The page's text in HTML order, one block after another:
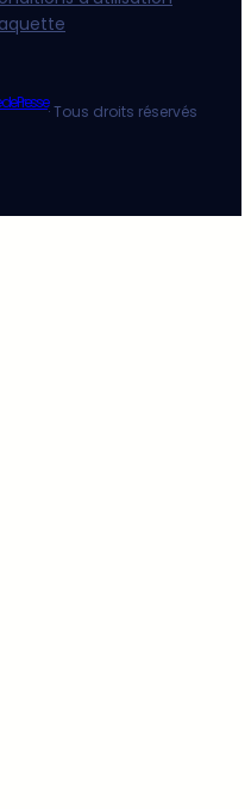
Presse· Tous droits réservés